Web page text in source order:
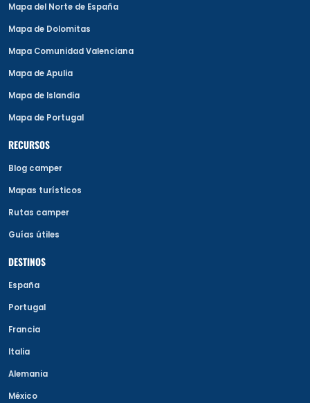
Mapa del Norte de España
Mapa de Dolomitas
Mapa Comunidad Valenciana
Mapa de Apulia
Mapa de Islandia
Mapa de Portugal
RECURSOS
Blog camper
Mapas turísticos
Rutas camper
Guías útiles
DESTINOS
España
Portugal
Francia
Italia
Alemania
México